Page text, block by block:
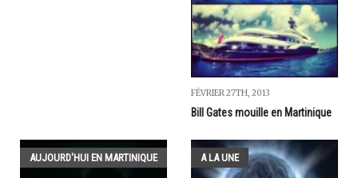
FÉVRIER 27TH, 2013
Bill Gates mouille en Martinique
AUJOURD'HUI EN MARTINIQUE A LA UNE